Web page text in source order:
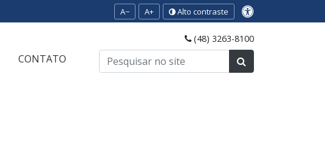
A− A+ Alto contraste
CONTATO
(48) 3263-8100